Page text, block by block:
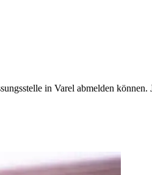
in Varel abmelden können.